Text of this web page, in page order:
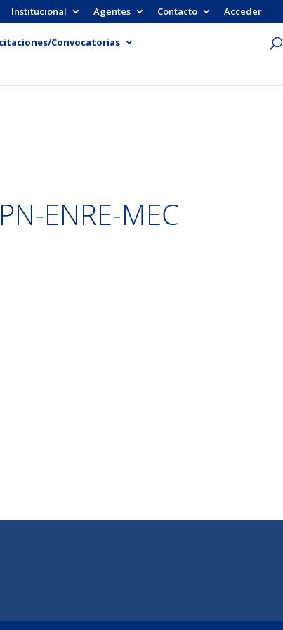
Institucional Agentes Contacto Acceder
Convocatorias
ENRE-MEC